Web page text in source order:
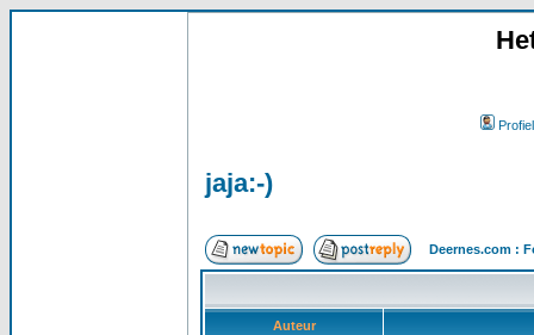
Profiel
jaja:-)
Deernes.com :
Auteur